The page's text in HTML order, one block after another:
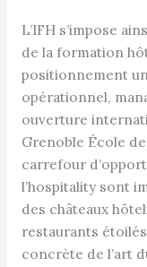
L’IFH s’impose
de la formation
positionnement
opérationnel,
ouverture
Grenoble École
carrefour
l’hospitality sont
des châteaux
restaurants
concrète de l’art